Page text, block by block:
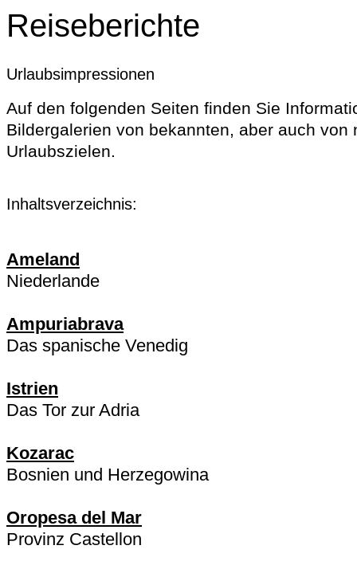
Reiseberichte
Urlaubsimpressionen
Auf den folgenden Seiten finden Sie
Bildergalerien von bekannten, aber auch von
Urlaubszielen.
Inhaltsverzeichnis:
Ameland
Niederlande
Ampuriabrava
Das spanische Venedig
Istrien
Das Tor zur Adria
Kozarac
Bosnien und Herzegowina
Oropesa del Mar
Provinz Castellon